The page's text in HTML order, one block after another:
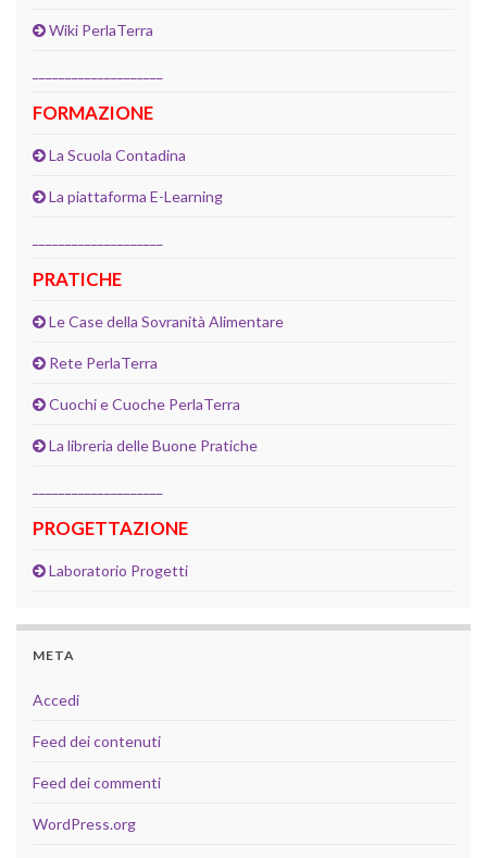
Wiki PerlaTerra
FORMAZIONE
La Scuola Contadina
La piattaforma E-Learning
PRATICHE
Le Case della Sovranità Alimentare
Rete PerlaTerra
Cuochi e Cuoche PerlaTerra
La libreria delle Buone Pratiche
PROGETTAZIONE
Laboratorio Progetti
META
Accedi
Feed dei contenuti
Feed dei commenti
WordPress.org